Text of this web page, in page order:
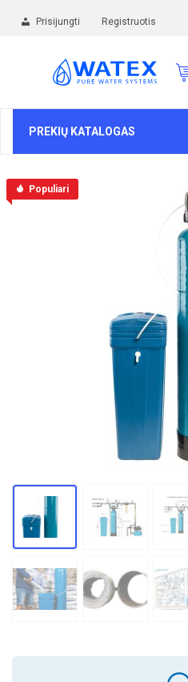
Prisijungti Registruotis
PREKIŲ KATALOGAS
Populiari